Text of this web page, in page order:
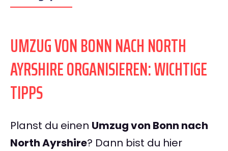
UMZUG VON BONN NACH NORTH
AYRSHIRE ORGANISIEREN: WICHTIGE
TIPPS
Planst du einen Umzug von Bonn nach
North Ayrshire? Dann bist du hier